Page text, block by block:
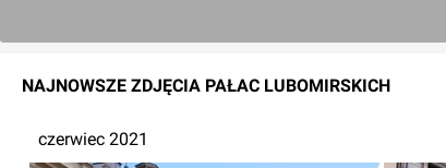
NAJNOWSZE ZDJĘCIA PAŁAC LUBOMIRSKICH
czerwiec 2021